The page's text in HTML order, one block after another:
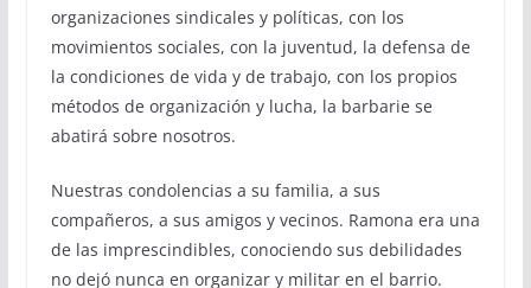
organizaciones sindicales y políticas, con los
movimientos sociales, con la juventud, la defensa de
la condiciones de vida y de trabajo, con los propios
métodos de organización y lucha, la barbarie se
abatirá sobre nosotros.
Nuestras condolencias a su familia, a sus
compañeros, a sus amigos y vecinos. Ramona era una
de las imprescindibles, conociendo sus debilidades
no dejó nunca en organizar y militar en el barrio.